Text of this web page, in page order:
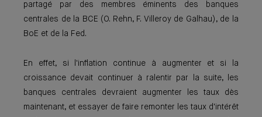
partagé par des membres éminents des banques
centrales de la BCE (O. Rehn, F. Villeroy de Galhau), de la
BoE et de la Fed.
En effet, si l'inflation continue à augmenter et si la
croissance devait continuer à ralentir par la suite, les
banques centrales devraient augmenter les taux dès
maintenant, et essayer de faire remonter les taux d'intérêt